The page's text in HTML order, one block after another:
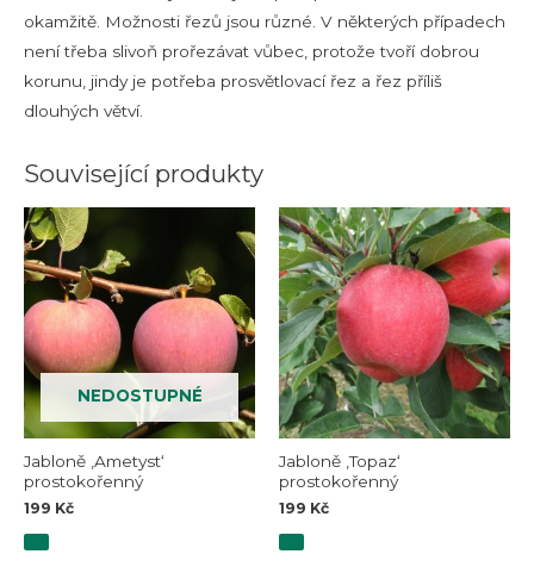
okamžitě. Možnosti řezů jsou různé. V některých případech
není třeba slivoň prořezávat vůbec, protože tvoří dobrou
korunu, jindy je potřeba prosvětlovací řez a řez příliš
dlouhých větví.
Související produkty
NEDOSTUPNÉ
Jabloně ‚Ametyst‘
prostokořenný
199 Kč
Jabloně ‚Topaz‘
prostokořenný
199 Kč